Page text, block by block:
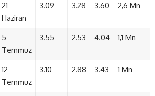
21
Haziran
3.09 3.28 3.60 2,6 Mn
5
Temmuz
3.55 2.53 4.04 1,1 Mn
12
Temmuz
3.10 2.88 3.43 1 Mn